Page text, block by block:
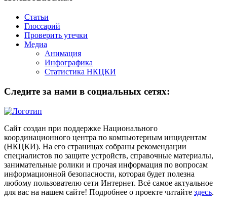
Статьи
Глоссарий
Проверить утечки
Медиа
Анимация
Инфографика
Статистика НКЦКИ
Следите за нами в социальных сетях:
Сайт создан при поддержке Национального
координационного центра по компьютерным инцидентам
(НКЦКИ). На его страницах собраны рекомендации
специалистов по защите устройств, справочные материалы,
занимательные ролики и прочая информация по вопросам
информационной безопасности, которая будет полезна
любому пользователю сети Интернет. Всё самое актуальное
для вас на нашем сайте! Подробнее о проекте читайте здесь.